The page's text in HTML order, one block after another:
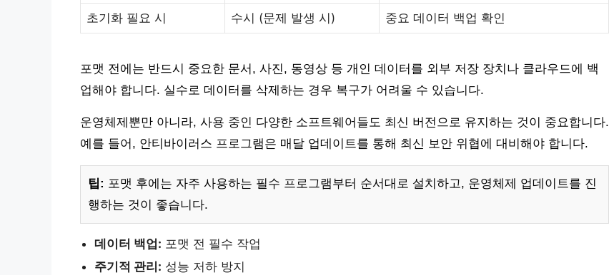
초기화 필요 시 수시 (문제 발생 시) 중요 데이터 백업 확인
포맷 전에는 반드시 중요한 문서, 사진, 동영상 등 개인 데이터를 외부 저장 장치나 클라우드에 백
업해야 합니다. 실수로 데이터를 삭제하는 경우 복구가 어려울 수 있습니다.
운영체제뿐만 아니라, 사용 중인 다양한 소프트웨어들도 최신 버전으로 유지하는 것이 중요합니다.
예를 들어, 안티바이러스 프로그램은 매달 업데이트를 통해 최신 보안 위협에 대비해야 합니다.
팁: 포맷 후에는 자주 사용하는 필수 프로그램부터 순서대로 설치하고, 운영체제 업데이트를 진
행하는 것이 좋습니다.
데이터 백업: 포맷 전 필수 작업
주기적 관리: 성능 저하 방지